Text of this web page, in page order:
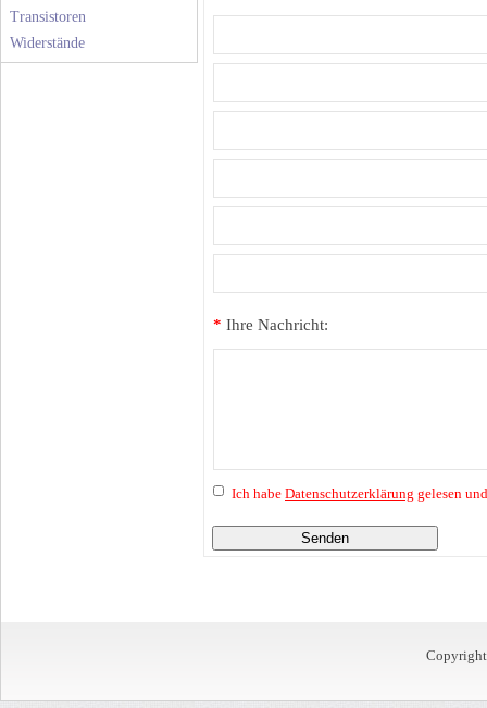
Transistoren
Widerstände
* Ihre Nachricht:
Ich habe Datenschutzerklärung gelesen
Senden